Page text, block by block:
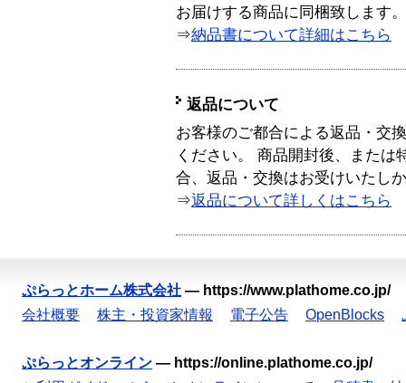
お届けする商品に同梱致します。
⇒納品書について詳細はこちら
返品について
お客様のご都合による返品・交
ください。 商品開封後、または
合、返品・交換はお受けいたし
⇒返品について詳しくはこちら
ぷらっとホーム株式会社 — https://www.plathome.co.jp/
会社概要
株主・投資家情報 電子公告 OpenBlocks
ぷらっとオンライン — https://online.plathome.co.jp/